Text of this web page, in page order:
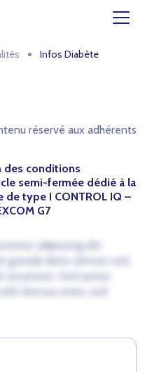
Infos Diabète
réservé aux adhérents
des conditions
semi-fermée dédié à la
type I CONTROL IQ –
G7
adipiscing elit.
gravida dolor ultrices sed.
Sed auctor,
rhoncus enim, sed